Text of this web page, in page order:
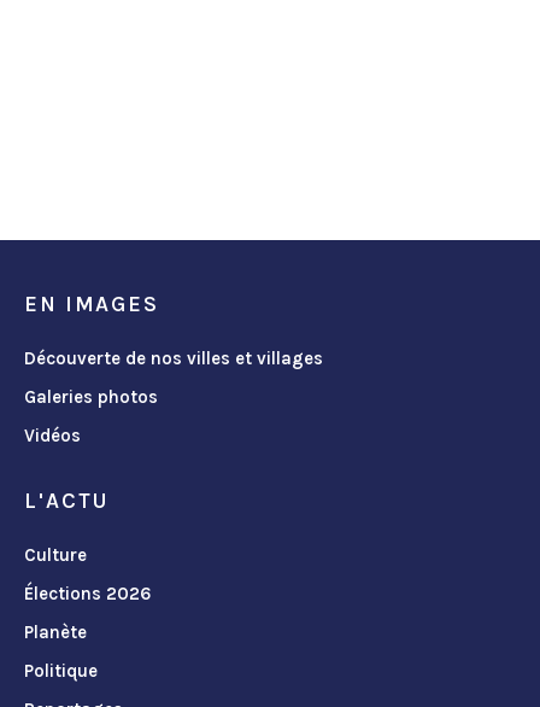
EN IMAGES
Découverte de nos villes et villages
Galeries photos
Vidéos
L'ACTU
Culture
Élections 2026
Planète
Politique